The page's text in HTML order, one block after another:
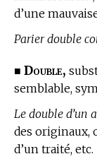
d’une
Parier double
■ Double,
semblable,
Le double d’un
des originaux,
d’un traité, etc.